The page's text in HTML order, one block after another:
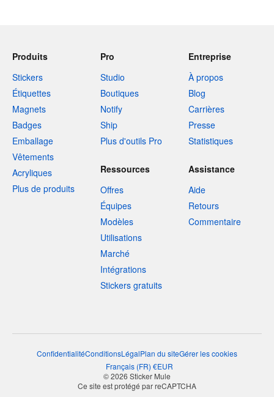
Produits
Stickers
Étiquettes
Magnets
Badges
Emballage
Vêtements
Acryliques
Plus de produits
Pro
Studio
Boutiques
Notify
Ship
Plus d'outils Pro
Entreprise
À propos
Blog
Carrières
Presse
Statistiques
Ressources
Offres
Équipes
Modèles
Utilisations
Marché
Intégrations
Stickers gratuits
Assistance
Aide
Retours
Commentaire
ConfidentialitéConditionsLégalPlan du siteGérer les cookies
Français (FR) €EUR
© 2026 Sticker Mule
Ce site est protégé par reCAPTCHA